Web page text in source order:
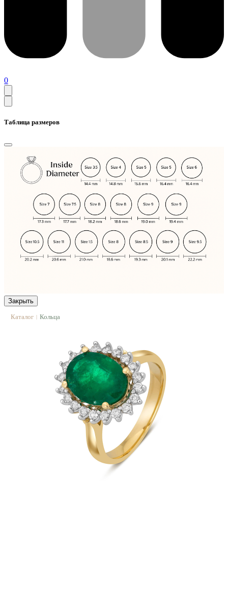
0
Таблица размеров
Закрыть
Каталог | Кольца